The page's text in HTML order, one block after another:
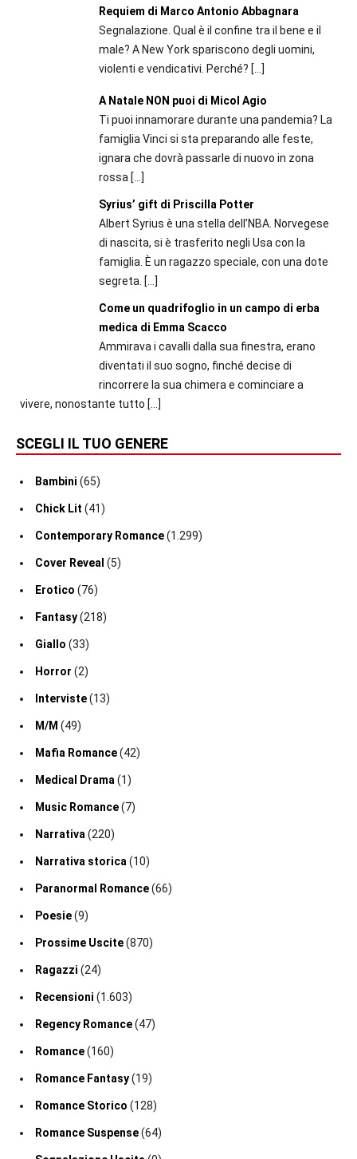
Requiem di Marco Antonio Abbagnara
Segnalazione. Qual è il confine tra il bene e il
male? A New York spariscono degli uomini,
violenti e vendicativi. Perché? […]
A Natale NON puoi di Micol Agio
Ti puoi innamorare durante una pandemia? La
famiglia Vinci si sta preparando alle feste,
ignara che dovrà passarle di nuovo in zona
rossa […]
Syrius’ gift di Priscilla Potter
Albert Syrius è una stella dell’NBA. Norvegese
di nascita, si è trasferito negli Usa con la
famiglia. È un ragazzo speciale, con una dote
segreta. […]
Come un quadrifoglio in un campo di erba
medica di Emma Scacco
Ammirava i cavalli dalla sua finestra, erano
diventati il suo sogno, finché decise di
rincorrere la sua chimera e cominciare a
vivere, nonostante tutto […]
SCEGLI IL TUO GENERE
Bambini (65)
Chick Lit (41)
Contemporary Romance(1.299)
Cover Reveal (5)
Erotico (76)
Fantasy(218)
Giallo (33)
Horror (2)
Interviste(13)
M/M (49)
Mafia Romance(42)
Medical Drama (1)
Music Romance(7)
Narrativa (220)
Narrativa storica (10)
Paranormal Romance(66)
Poesie(9)
Prossime Uscite(870)
Ragazzi (24)
Recensioni (1.603)
Regency Romance(47)
Romance(160)
Romance Fantasy(19)
Romance Storico (128)
Romance Suspense(64)